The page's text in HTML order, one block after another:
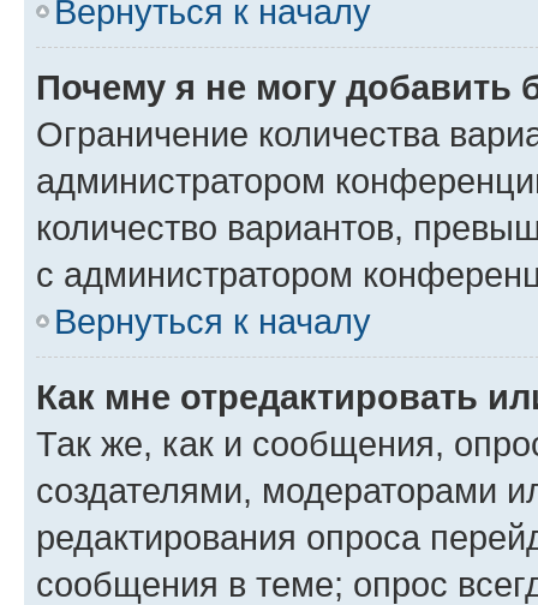
Вернуться к началу
Почему я не могу добавить
Ограничение количества
администратором
количество вариантов,
с администратором
Вернуться к началу
Как мне отредактировать
Так же, как и сообщения,
создателями, модераторами
редактирования опроса
сообщения в теме; опрос